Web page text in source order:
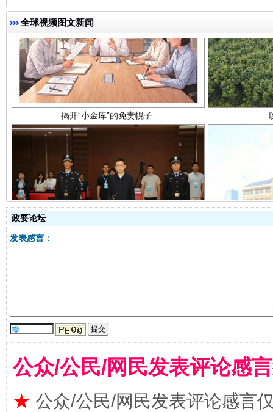
全球视频图文新闻
政要论坛
发表感言：
公众/公民/网民发表评论感
★ 公众/公民/网民发表评论感言